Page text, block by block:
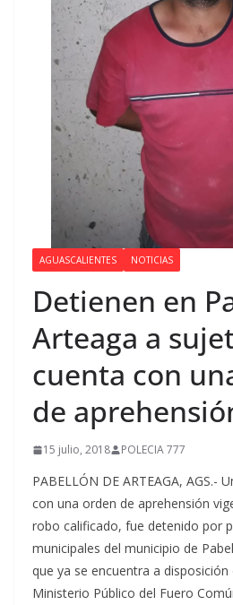
AGUASCALIENTES NOTICIAS
Detienen en
Arteaga a
cuenta con
de
15 julio, 2018 POLECIA 777
PABELLÓN DE ARTEAGA, AGS.-
con una orden de aprehensión
robo calificado, fue detenido por
municipales del municipio de
que ya se encuentra a disposición
Ministerio Público del Fuero